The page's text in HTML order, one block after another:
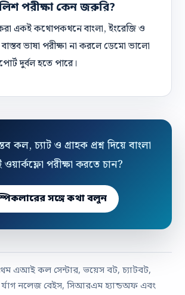
পরীক্ষা কেন জরুরি?
একই কথোপকথনে বাংলা, ইংরেজি ও
ভাষা পরীক্ষা না করলে ডেমো ভালো
দুর্বল হতে পারে।
কল, চ্যাট ও গ্রাহক প্রশ্ন দিয়ে বাংলা
পরীক্ষা করতে চান?
সঙ্গে কথা বলুন
এআই কল সেন্টার, ভয়েস বট, চ্যাটবট,
নলেজ বেইস, সিআরএম হ্যান্ডঅফ এবং